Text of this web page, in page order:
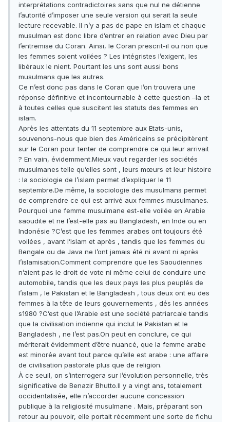
interprétations contradictoires sans que nul ne détienne
l’autorité d’imposer une seule version qui serait la seule
lecture recevable. Il n’y a pas de pape en islam et chaque
musulman est donc libre d’entrer en relation avec Dieu par
l’entremise du Coran. Ainsi, le Coran prescrit-il ou non que
les femmes soient voilées ? Les intégristes l’exigent, les
libéraux le nient. Pourtant les uns sont aussi bons
musulmans que les autres.
Ce n’est donc pas dans le Coran que l’on trouvera une
réponse définitive et incontournable à cette question –la et
à toutes celles que suscitent les statuts des femmes en
islam.
Après les attentats du 11 septembre aux Etats-unis,
souvenons-nous que bien des Américains se précipitèrent
sur le Coran pour tenter de comprendre ce qui leur arrivait
? En vain, évidemment.Mieux vaut regarder les sociétés
musulmanes telle qu’elles sont , leurs mœurs et leur histoire
: la sociologie de l’islam permet d’expliquer le 11
septembre.De même, la sociologie des musulmans permet
de comprendre ce qui est arrivé aux femmes musulmanes.
Pourquoi une femme musulmane est-elle voilée en Arabie
saoudite et ne l’est-elle pas au Bangladesh, en Inde ou en
Indonésie ?C’est que les femmes arabes ont toujours été
voilées , avant l’islam et après , tandis que les femmes du
Bengale ou de Java ne l’ont jamais été ni avant ni après
l’islamisation.Comment comprendre que les Saoudiennes
n’aient pas le droit de vote ni même celui de conduire une
automobile, tandis que les deux pays les plus peuplés de
l’islam , le Pakistan et le Bangladesh , tous deux ont eu des
femmes à la tête de leurs gouvernements , dés les années
s1980 ?C’est que l’Arabie est une société patriarcale tandis
que la civilisation indienne qui inclut le Pakistan et le
Bangladesh , ne l’est pas.On peut en conclure, ce qui
mériterait évidemment d’être nuancé, que la femme arabe
est minorée avant tout parce qu’elle est arabe : une affaire
de civilisation pastorale plus que de religion.
À ce seuil, on s’interrogera sur l’évolution personnelle, très
significative de Benazir Bhutto.Il y a vingt ans, totalement
occidentalisée, elle n’accorder aucune concession
publique à la religiosité musulmane . Mais, préparant son
retour au pouvoir, elle portait récemment une sorte de fichu